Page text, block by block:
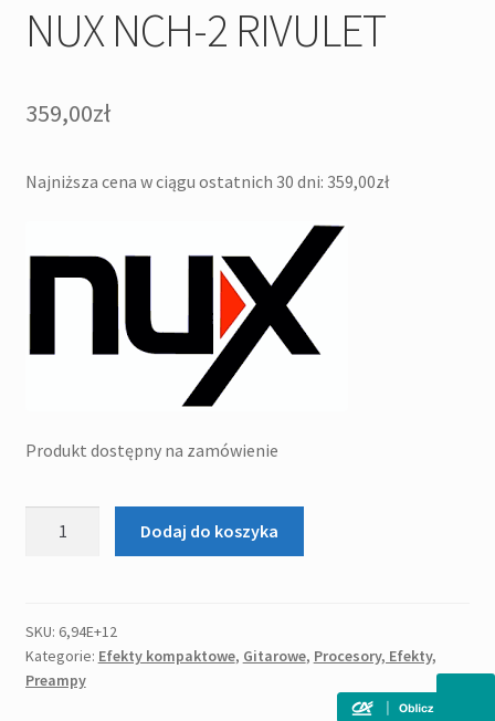
NUX NCH-2 RIVULET
359,00zł
Najniższa cena w ciągu ostatnich 30 dni: 359,00zł
Produkt dostępny na zamówienie
RIVULET
Dodaj do koszyka
SKU: 6,94E+12
Kategorie: Efekty kompaktowe, Gitarowe, Procesory, Efekty,
Preampy